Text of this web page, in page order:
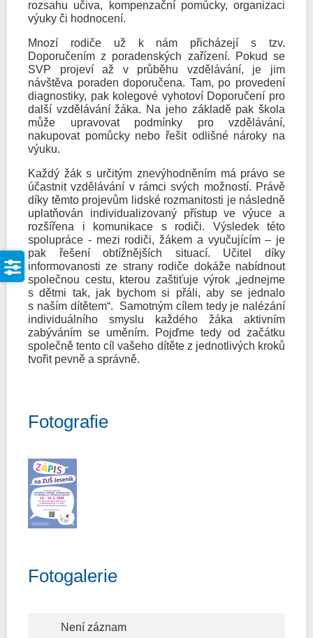
rozsahu učiva, kompenzační pomůcky, organizaci
výuky či hodnocení.
Mnozí rodiče už k nám přicházejí s tzv.
Doporučením z poradenských zařízení. Pokud se
SVP projeví až v průběhu vzdělávání, je jim
návštěva poraden doporučena. Tam, po provedení
diagnostiky, pak kolegové vyhotoví Doporučení pro
další vzdělávání žáka. Na jeho základě pak škola
může upravovat podmínky pro vzdělávání,
nakupovat pomůcky nebo řešit odlišné nároky na
výuku.
Každý žák s určitým znevýhodněním má právo se
účastnit vzdělávání v rámci svých možností. Právě
díky těmto projevům lidské rozmanitosti je následně
uplatňován individualizovaný přístup ve výuce a
rozšířena i komunikace s rodiči. Výsledek této
spolupráce - mezi rodiči, žákem a vyučujícím – je
pak řešení obtížnějších situací. Učitel díky
informovanosti ze strany rodiče dokáže nabídnout
společnou cestu, kterou zaštiťuje výrok „jednejme
s dětmi tak, jak bychom si přáli, aby se jednalo
s naším dítětem“. Samotným cílem tedy je nalézání
individuálního smyslu každého žáka aktivním
zabýváním se uměním. Pojďme tedy od začátku
společně tento cíl vašeho dítěte z jednotlivých kroků
tvořit pevně a správně.
Fotografie
Fotogalerie
Není záznam